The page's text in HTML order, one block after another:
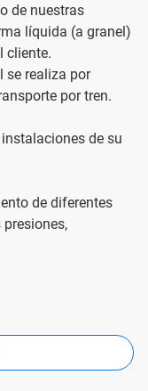
de nuestras
líquida (a granel)
cliente.
se realiza por
por tren.
de su
de diferentes